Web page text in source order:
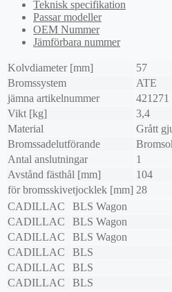
Teknisk specifikation
Passar modeller
OEM Nummer
Jämförbara nummer
Kolvdiameter [mm]
57
Bromssystem
ATE
jämna artikelnummer
421271
Vikt [kg]
3,4
Material
Grått
Bromssadelutförande
Antal anslutningar
1
Avstånd fästhål [mm]
104
för bromsskivetjocklek [mm] 28
CADILLAC
BLS Wagon
CADILLAC
BLS Wagon
CADILLAC
BLS Wagon
CADILLAC
BLS
CADILLAC
BLS
CADILLAC
BLS